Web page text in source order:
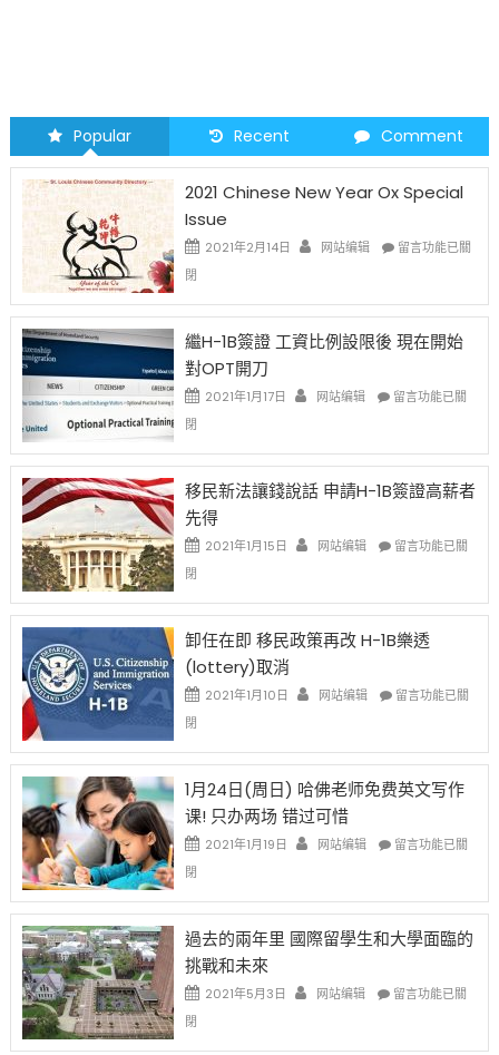
Popular Recent Comment
2021 Chinese New Year Ox Special
Issue
2021年2月14日 网站编辑
在
New
Ox
Issue〉
留言功能已關
閉
繼H-1B簽證 工資比例設限後 現在開始
對OPT開刀
2021年1月17日 网站编辑
在
1B
證
資
設
後
在
對
開
中
留言功能已關
閉
移民新法讓錢說話 申請H-1B簽證高薪者
先得
2021年1月15日 网站编辑
在
新
讓
說
請
1B
證
者
得〉
留言功能已關
閉
卸任在即 移民政策再改 H-1B樂透
(lottery)取消
2021年1月10日 网站编辑
在
在
移
政
改
1B
透
消〉
留言功能已關
閉
1月24日(周日) 哈佛老师免费英文写作
课! 只办两场 错过可惜
2021年1月19日 网站编辑
在
24
(周
哈
师
留言功能已關
閉
過去的兩年里 國際留學生和大學面臨的
挑戰和未來
2021年5月3日 网站编辑
在
留言功能已關
閉